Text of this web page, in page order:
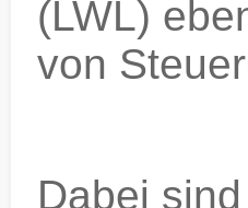
(LWL)
von
Dabei